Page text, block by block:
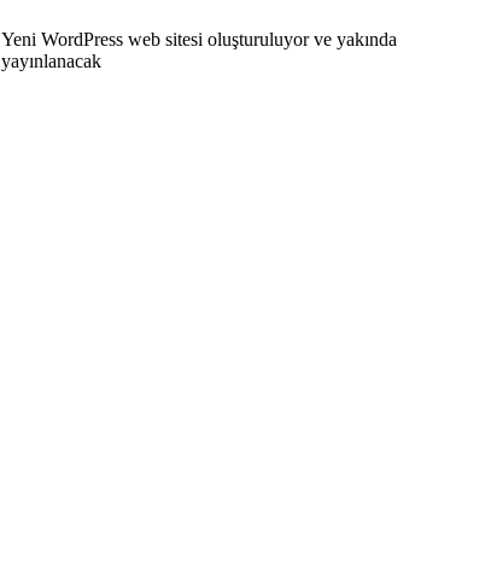
Yeni WordPress web sitesi oluşturuluyor ve yakında
yayınlanacak